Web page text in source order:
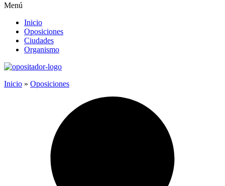
Menú
Inicio
Oposiciones
Ciudades
Organismo
Inicio » Oposiciones